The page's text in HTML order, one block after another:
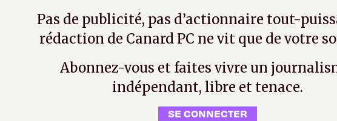
Pas de publicité, pas d’actionnaire tout-
rédaction de Canard PC ne vit que de votre
Abonnez-vous et faites vivre un
indépendant, libre et tenace.
SE CONNECTER